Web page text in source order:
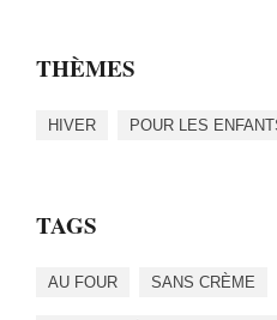
THÈMES
HIVER POUR LES
TAGS
AU FOUR SANS CRÈME